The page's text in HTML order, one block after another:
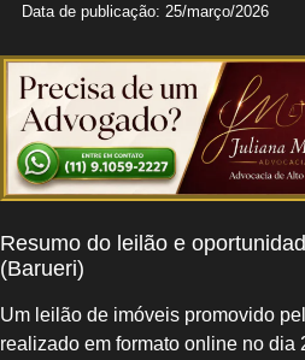
Data de publicação: 25/março/2026
Resumo do leilão e
(Barueri)
Um leilão de imóveis promovido
realizado em formato online no dia